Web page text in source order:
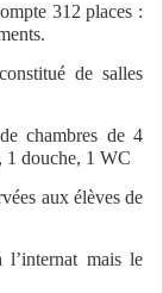
312 places :
de salles
chambres de 4
1 douche, 1 WC
aux élèves de
mais le